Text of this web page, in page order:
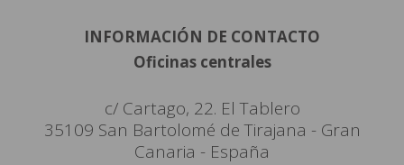
INFORMACIÓN DE CONTACTO
Oficinas centrales
c/ Cartago, 22. El Tablero
35109 San Bartolomé de Tirajana - Gran
Canaria - España